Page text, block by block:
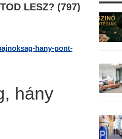
LESZ? (797)
hany-pont-
hány